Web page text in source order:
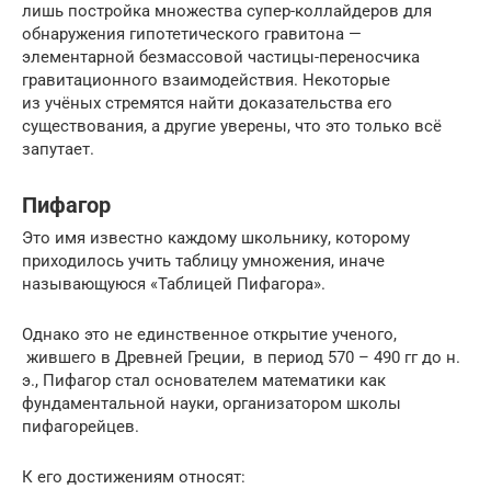
лишь постройка множества супер-коллайдеров для
обнаружения гипотетического гравитона —
элементарной безмассовой частицы-переносчика
гравитационного взаимодействия. Некоторые
из учёных стремятся найти доказательства его
существования, а другие уверены, что это только всё
запутает.
Пифагор
Это имя известно каждому школьнику, которому
приходилось учить таблицу умножения, иначе
называющуюся «Таблицей Пифагора».
Однако это не единственное открытие ученого,
жившего в Древней Греции, в период 570 – 490 гг до н.
э., Пифагор стал основателем математики как
фундаментальной науки, организатором школы
пифагорейцев.
К его достижениям относят: